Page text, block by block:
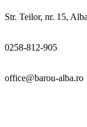
Str. Teilor, nr. 15,
0258-812-905
office@barou-alba.ro